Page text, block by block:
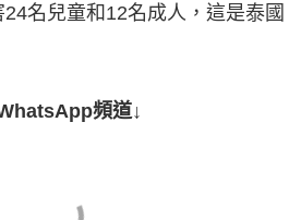
名兒童和12名成人，這是泰國
頻道↓